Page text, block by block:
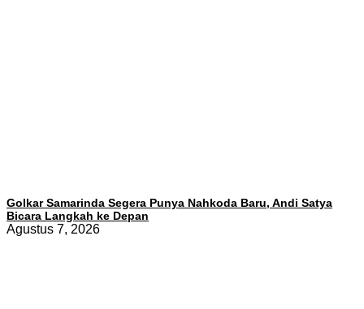
Golkar Samarinda Segera Punya Nahkoda Baru, Andi Satya
Bicara Langkah ke Depan
Agustus 7, 2026